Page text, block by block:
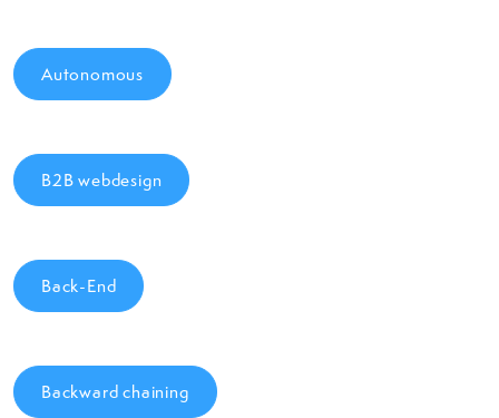
Autonomous
B2B webdesign
Back-End
Backward chaining